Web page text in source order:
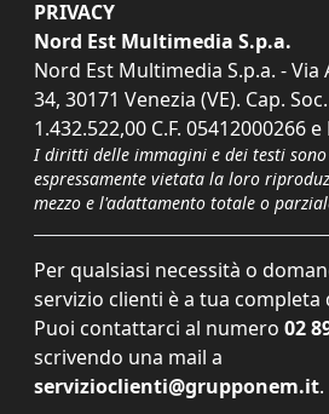
PRIVACY
Nord Est Multimedia S.p.a.
Nord Est Multimedia S.p.a. -
34, 30171 Venezia (VE). Cap.
1.432.522,00 C.F. 05412000266 e
I diritti delle immagini e dei testi
espressamente vietata la loro
mezzo e l'adattamento totale o
Per qualsiasi necessità o
servizio clienti è a tua completa
Puoi contattarci al numero 02
scrivendo una mail a
servizioclienti@grupponem.it.